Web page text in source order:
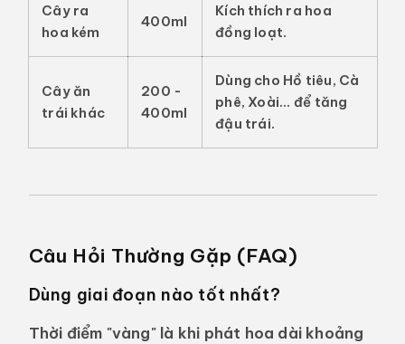
Cây ra
hoa kém
400ml
Kích thích ra hoa
đồng loạt.
Cây ăn
trái khác
200 -
400ml
Dùng cho Hồ tiêu, Cà
phê, Xoài... để tăng
đậu trái.
Câu Hỏi Thường Gặp (FAQ)
Dùng giai đoạn nào tốt nhất?
Thời điểm "vàng" là khi phát hoa dài khoảng